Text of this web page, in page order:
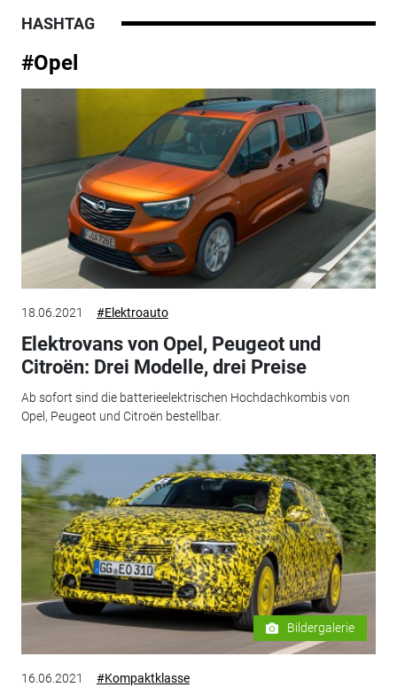
HASHTAG
#Opel
18.06.2021 #Elektroauto
Elektrovans von Opel, Peugeot und
Citroën: Drei Modelle, drei Preise
Ab sofort sind die batterieelektrischen Hochdachkombis von
Opel, Peugeot und Citroën bestellbar.
Bildergalerie
16.06.2021 #Kompaktklasse